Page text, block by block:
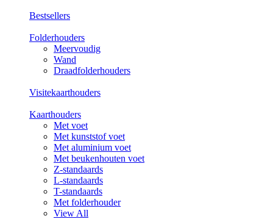
Bestsellers
Folderhouders
Meervoudig
Wand
Draadfolderhouders
Visitekaarthouders
Kaarthouders
Met voet
Met kunststof voet
Met aluminium voet
Met beukenhouten voet
Z-standaards
L-standaards
T-standaards
Met folderhouder
View All